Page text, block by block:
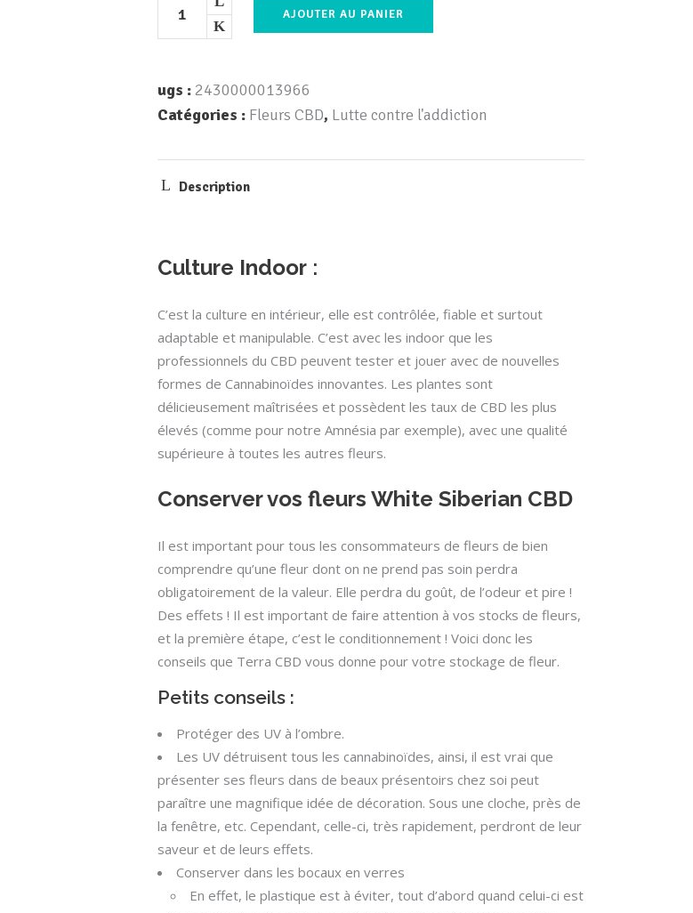
AJOUTER AU PANIER
ugs : 2430000013966
Catégories : Fleurs CBD, Lutte contre l'addiction
Description
Culture Indoor :
C’est la culture en intérieur, elle est contrôlée, fiable et surtout
adaptable et manipulable. C’est avec les indoor que les
professionnels du CBD peuvent tester et jouer avec de nouvelles
formes de Cannabinoïdes innovantes. Les plantes sont
délicieusement maîtrisées et possèdent les taux de CBD les plus
élevés (comme pour notre Amnésia par exemple), avec une qualité
supérieure à toutes les autres fleurs.
Conserver vos fleurs White Siberian CBD
Il est important pour tous les consommateurs de fleurs de bien
comprendre qu’une fleur dont on ne prend pas soin perdra
obligatoirement de la valeur. Elle perdra du goût, de l’odeur et pire !
Des effets ! Il est important de faire attention à vos stocks de fleurs,
et la première étape, c’est le conditionnement ! Voici donc les
conseils que Terra CBD vous donne pour votre stockage de fleur.
Petits conseils :
Protéger des UV à l’ombre.
Les UV détruisent tous les cannabinoïdes, ainsi, il est vrai que
présenter ses fleurs dans de beaux présentoirs chez soi peut
paraître une magnifique idée de décoration. Sous une cloche, près de
la fenêtre, etc. Cependant, celle-ci, très rapidement, perdront de leur
saveur et de leurs effets.
Conserver dans les bocaux en verres
En effet, le plastique est à éviter, tout d’abord quand celui-ci est